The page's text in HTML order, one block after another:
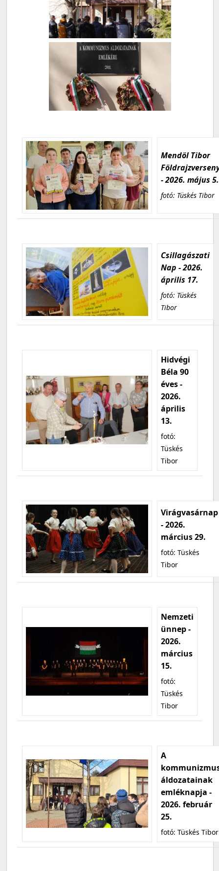
Mendöl Tibor
- 2026. május 5.
fotó: Tüskés Tibor
Csillagászati
Nap - 2026.
április 17.
fotó: Tüskés
Tibor
Hidvégi
Béla 90
éves -
2026.
április
13.
fotó:
Tüskés
Tibor
Virágvasárnap
- 2026.
március 29.
fotó: Tüskés
Tibor
Nemzeti
ünnep -
2026.
március
15.
fotó:
Tüskés
Tibor
A
áldozatainak
emléknapja -
2026. február
25.
fotó: Tüskés Tibor